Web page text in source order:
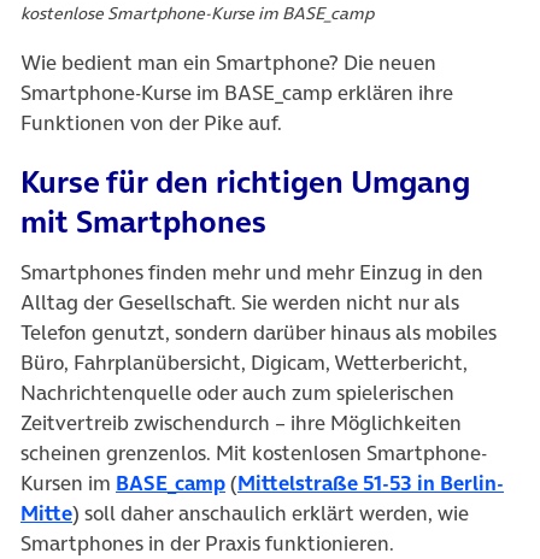
kostenlose Smartphone-Kurse im BASE_camp
Wie bedient man ein Smartphone? Die neuen
Smartphone-Kurse im BASE_camp erklären ihre
Funktionen von der Pike auf.
Kurse für den richtigen Umgang
mit Smartphones
Smartphones finden mehr und mehr Einzug in den
Alltag der Gesellschaft. Sie werden nicht nur als
Telefon genutzt, sondern darüber hinaus als mobiles
Büro, Fahrplanübersicht, Digicam, Wetterbericht,
Nachrichtenquelle oder auch zum spielerischen
Zeitvertreib zwischendurch – ihre Möglichkeiten
scheinen grenzenlos. Mit kostenlosen Smartphone-
Kursen im BASE_camp(Mittelstraße 51-53 in Berlin-
Mitte) soll daher anschaulich erklärt werden, wie
Smartphones in der Praxis funktionieren.